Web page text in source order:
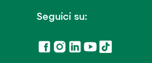
Seguici su: